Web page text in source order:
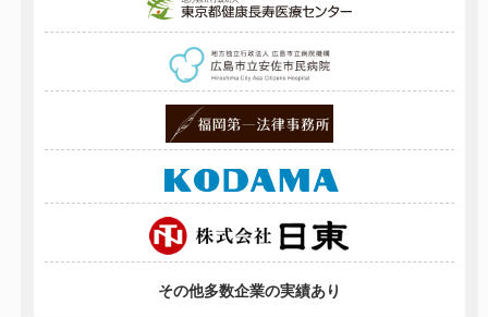
その他多数企業の実績あり